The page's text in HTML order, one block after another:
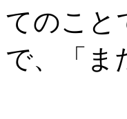
てのこと
で、「ま